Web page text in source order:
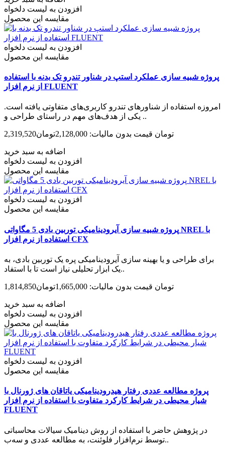
افزودن به لیست دلخواه
مقایسه این محصول
افزودن به لیست دلخواه
مقایسه این محصول
پروژه شبیه سازی عملکرد استپ در شناور تندرو تک بدنه با استفاده
از نرم افزار FLUENT
امروزه استفاده از شناورهای تندرو کاربری‌های متفاوتی یافته است.
یکی از هدف‌های مهم در راستای طراحی و ..
2,319,520تومان قیمت بدون مالیات: 2,128,000تومان
اضافه به سبد خرید
افزودن به لیست دلخواه
مقایسه این محصول
افزودن به لیست دلخواه
مقایسه این محصول
پروژه شبیه سازی آیرودینامیکی توربین بادی 5 مگاواتی NREL با
استفاده از نرم افزار CFX
برای طراحی و یا بهینه سازی آیرودینامیکی پره یک توربین بادی، به
یک ابزار تحلیلی نیاز است تا با استفاد..
1,814,850تومان قیمت بدون مالیات: 1,665,000تومان
اضافه به سبد خرید
افزودن به لیست دلخواه
مقایسه این محصول
افزودن به لیست دلخواه
مقایسه این محصول
پروژه مطالعه عددی رفتار هیدرودینامیکی یاتاقان های ژورنال با
شیار محیطی در شرایط کارکرد متفاوت با استفاده از نرم افزار
FLUENT
در پژوهش حاضر با استفاده از روش دینامیک سیالات محاسباتی
توسط نرم‌افزار فلوئنت، به مطالعه عددی و سه‌ب..